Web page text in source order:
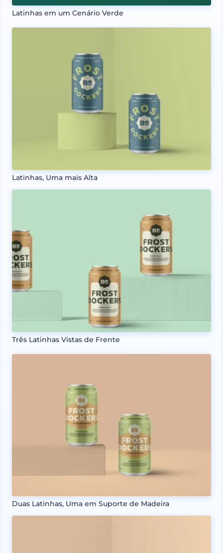
Latinhas em um Cenário Verde
Latinhas, Uma mais Alta
Três Latinhas Vistas de Frente
Duas Latinhas, Uma em Suporte de Madeira